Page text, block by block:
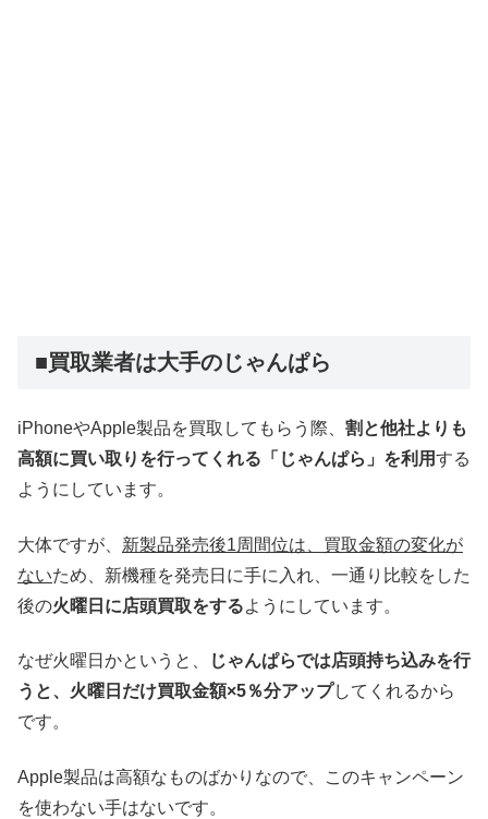
■買取業者は大手のじゃんぱら
iPhoneやApple製品を買取してもらう際、 割と他社よりも
高額に買い取りを行ってくれる「じゃんぱら」を利用する
ようにしています。
大体ですが、 新製品発売後1周間位は、買取金額の変化が
ないため、新機種を発売日に手に入れ、一通り比較をした
後の火曜日に店頭買取をするようにしています。
なぜ火曜日かというと、
じゃんぱらでは店頭持ち込みを行
うと、火曜日だけ買取金額×5％分アップしてくれるから
です。
Apple製品は高額なものばかりなので、このキャンペーン
を使わない手はないです。